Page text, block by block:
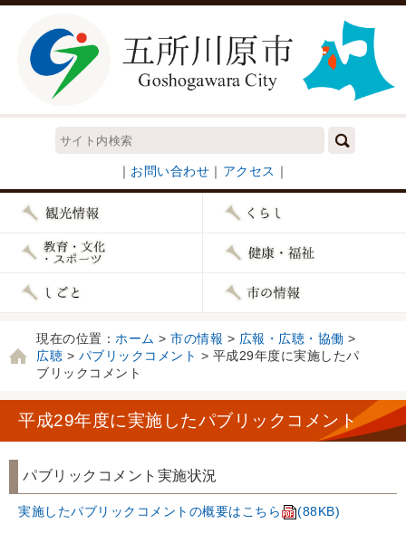
｜ お問い合わせ ｜ アクセス ｜
現在の位置： ホーム > 市の情報 > 広報・広聴・協働 >
広聴 > パブリックコメント > 平成29年度に実施したパ
ブリックコメント
平成29年度に実施したパブリックコメント
パブリックコメント実施状況
実施したパブリックコメントの概要はこちら (88KB)